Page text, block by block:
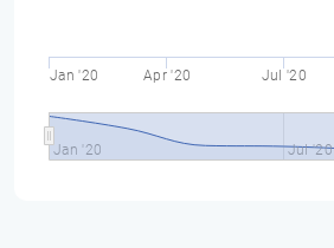
Jan '20 Apr '20 Jul '20
Jan '20 Jul '20